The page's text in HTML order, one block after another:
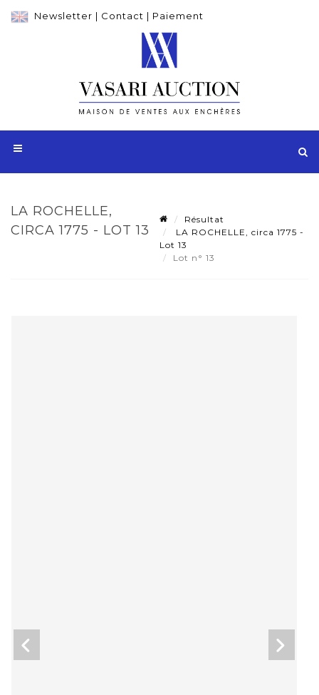
Newsletter | Contact | Paiement
LA ROCHELLE,
CIRCA 1775 - LOT 13
Résultat
LA ROCHELLE, circa 1775 -
Lot 13
Lot n° 13